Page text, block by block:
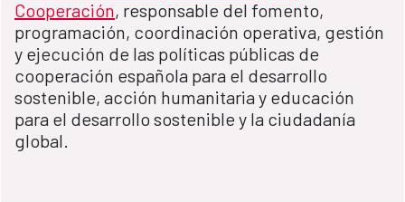
Cooperación, responsable del fomento,
programación, coordinación operativa, gestión
y ejecución de las políticas públicas de
cooperación española para el desarrollo
sostenible, acción humanitaria y educación
para el desarrollo sostenible y la ciudadanía
global.